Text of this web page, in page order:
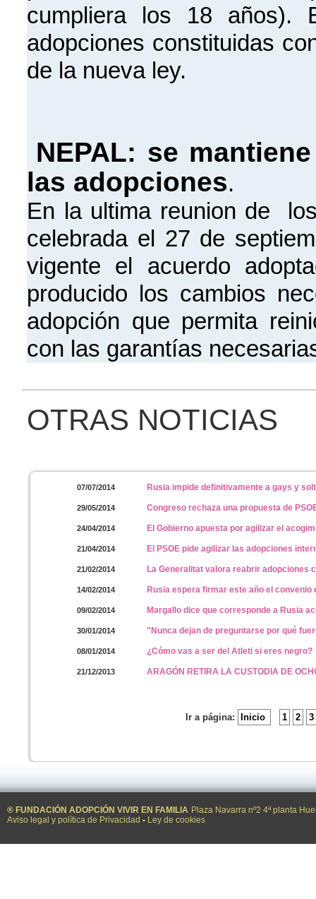
cumpliera los 18 años).
adopciones constituidas
de la nueva ley.
NEPAL: se
las adopciones.
En la ultima reunion de
celebrada el 27 de
vigente el acuerdo
producido los cambios
adopción que permita
con las garantías
OTRAS NOTICIAS
07/07/2014 Rusia impide definitivamente a gays y
29/05/2014 Congreso rechaza una propuesta de
24/04/2014 El Gobierno apuesta por agilizar el
21/04/2014 El PSOE pide agilizar las adopciones
21/02/2014 La Generalitat valora reabrir adopciones
14/02/2014 Rusia espera firmar este año el
09/02/2014 Margallo dice que corresponde a Rusia
30/01/2014 "Nunca dejan de preguntarse por qué
08/01/2014 ¿Cómo vas a ser del Atleti si eres negro?
21/12/2013 ARAGÓN RETIRA LA CUSTODIA DE
Ir a página: Inicio 1 2 3
® FUNDACIÓN ADOPCIÓN VIVIR EN FAMILIA Plaza Navarra nº2 4ª planta
Aviso legal y política de Privacidad - Ley de cookies